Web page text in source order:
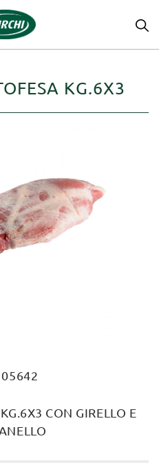
KG.6X3
CON GIRELLO E